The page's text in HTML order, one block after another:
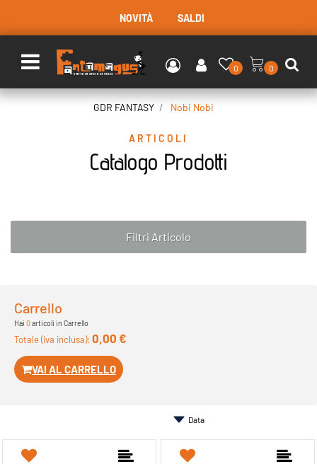
NOVITÀ SALDI
Open menu
0 0
GDR FANTASY Nobi Nobi
ARTICOLI
Catalogo Prodotti
Filtri Articolo
Carrello
Hai 0articoli in Carrello
Totale (iva inclusa): 0,00 €
VAI AL CARRELLO